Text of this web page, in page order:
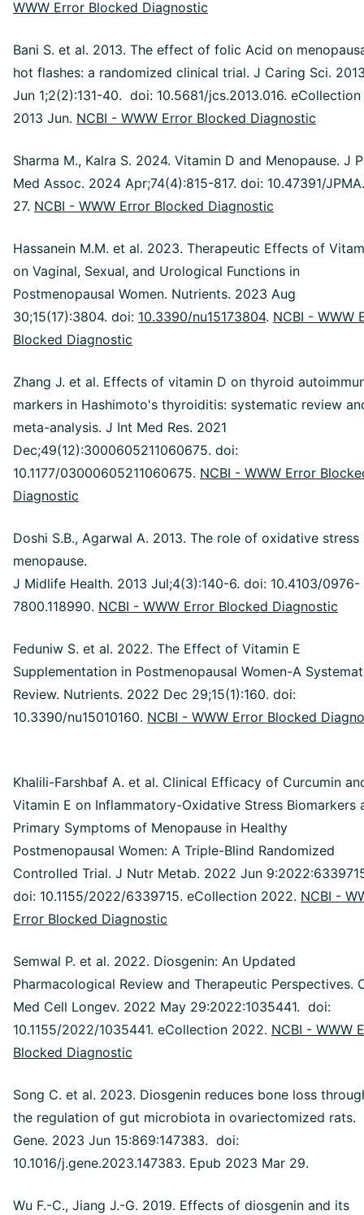
WWW Error Blocked Diagnostic
Bani S. et al. 2013. The effect of folic Acid on
hot flashes: a randomized clinical trial. J Caring Sci.
Jun 1;2(2):131-40. doi: 10.5681/jcs.2013.016. eCollection
2013 Jun. NCBI - WWW Error Blocked Diagnostic
Sharma M., Kalra S. 2024. Vitamin D and Menopause. J
Med Assoc. 2024 Apr;74(4):815-817. doi: 10.47391/
27. NCBI - WWW Error Blocked Diagnostic
Hassanein M.M. et al. 2023. Therapeutic Effects of
on Vaginal, Sexual, and Urological Functions in
Postmenopausal Women. Nutrients. 2023 Aug
30;15(17):3804. doi: 10.3390/nu15173804. NCBI - WWW
Blocked Diagnostic
Zhang J. et al. Effects of vitamin D on thyroid
markers in Hashimoto's thyroiditis: systematic review
meta-analysis. J Int Med Res. 2021
Dec;49(12):3000605211060675. doi:
10.1177/03000605211060675. NCBI - WWW Error
Diagnostic
Doshi S.B., Agarwal A. 2013. The role of oxidative stress
menopause.
J Midlife Health. 2013 Jul;4(3):140-6. doi: 10.4103/0976-
7800.118990. NCBI - WWW Error Blocked Diagnostic
Feduniw S. et al. 2022. The Effect of Vitamin E
Supplementation in Postmenopausal Women-A
Review. Nutrients. 2022 Dec 29;15(1):160. doi:
10.3390/nu15010160. NCBI - WWW Error Blocked
Khalili-Farshbaf A. et al. Clinical Efficacy of Curcumin
Vitamin E on Inflammatory-Oxidative Stress Biomarkers
Primary Symptoms of Menopause in Healthy
Postmenopausal Women: A Triple-Blind Randomized
Controlled Trial. J Nutr Metab. 2022 Jun
doi: 10.1155/2022/6339715. eCollection 2022. NCBI -
Error Blocked Diagnostic
Semwal P. et al. 2022. Diosgenin: An Updated
Pharmacological Review and Therapeutic Perspectives.
Med Cell Longev. 2022 May 29:2022:1035441. doi:
10.1155/2022/1035441. eCollection 2022. NCBI - WWW
Blocked Diagnostic
Song C. et al. 2023. Diosgenin reduces bone loss
the regulation of gut microbiota in ovariectomized rats.
Gene. 2023 Jun 15:869:147383. doi:
10.1016/j.gene.2023.147383. Epub 2023 Mar 29.
Wu F.-C., Jiang J.-G. 2019. Effects of diosgenin and its